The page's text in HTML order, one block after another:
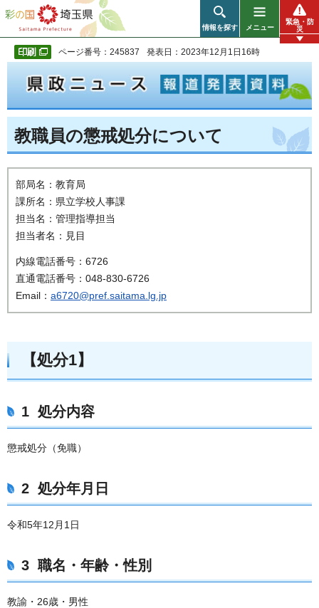
彩の国 埼玉県
情報を探す メニュー
緊急・防
災
ページ番号：245837 発表日：2023年12月1日16時
教職員の懲戒処分について
部局名：教育局
課所名：県立学校人事課
担当名：管理指導担当
担当者名：見目
内線電話番号：6726
直通電話番号：048-830-6726
Email： a6720@pref.saitama.lg.jp
【処分1】
1 処分内容
懲戒処分（免職）
2 処分年月日
令和5年12月1日
3 職名・年齢・性別
教諭・26歳・男性